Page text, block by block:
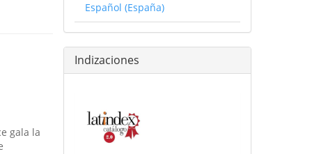
gala la
Español (España)
Indizaciones